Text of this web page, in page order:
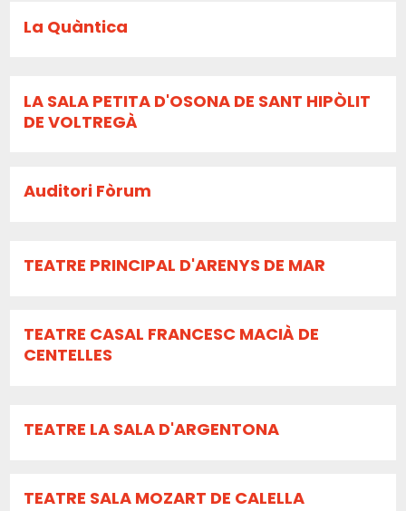
La Quàntica
LA SALA PETITA D'OSONA DE SANT HIPÒLIT
DE VOLTREGÀ
Auditori Fòrum
TEATRE PRINCIPAL D'ARENYS DE MAR
TEATRE CASAL FRANCESC MACIÀ DE
CENTELLES
TEATRE LA SALA D'ARGENTONA
TEATRE SALA MOZART DE CALELLA